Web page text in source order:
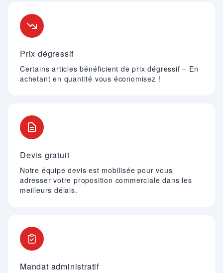
Prix dégressif
Certains articles bénéficient de prix dégressif – En
achetant en quantité vous économisez !
Devis gratuit
Notre équipe devis est mobilisée pour vous
adresser votre proposition commerciale dans les
meilleurs délais.
Mandat administratif